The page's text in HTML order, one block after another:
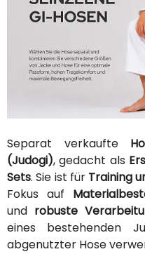
Separat verkaufte
(Judogi), gedacht als
Sets. Sie ist für Training
Fokus auf
und robuste
eines bestehenden
abgenutzter Hose